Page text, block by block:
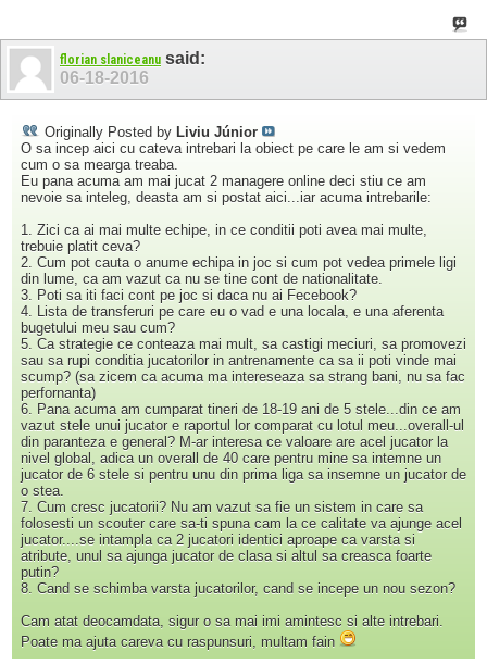
florian slaniceanu said:
06-18-2016
Originally Posted by Liviu Júnior
O sa incep aici cu cateva intrebari la obiect pe care le am si vedem
cum o sa mearga treaba.
Eu pana acuma am mai jucat 2 managere online deci stiu ce am
nevoie sa inteleg, deasta am si postat aici...iar acuma intrebarile:
1. Zici ca ai mai multe echipe, in ce conditii poti avea mai multe,
trebuie platit ceva?
2. Cum pot cauta o anume echipa in joc si cum pot vedea primele ligi
din lume, ca am vazut ca nu se tine cont de nationalitate.
3. Poti sa iti faci cont pe joc si daca nu ai Fecebook?
4. Lista de transferuri pe care eu o vad e una locala, e una aferenta
bugetului meu sau cum?
5. Ca strategie ce conteaza mai mult, sa castigi meciuri, sa promovezi
sau sa rupi conditia jucatorilor in antrenamente ca sa ii poti vinde mai
scump? (sa zicem ca acuma ma intereseaza sa strang bani, nu sa fac
perfornanta)
6. Pana acuma am cumparat tineri de 18-19 ani de 5 stele...din ce am
vazut stele unui jucator e raportul lor comparat cu lotul meu...overall-ul
din paranteza e general? M-ar interesa ce valoare are acel jucator la
nivel global, adica un overall de 40 care pentru mine sa intemne un
jucator de 6 stele si pentru unu din prima liga sa insemne un jucator de
o stea.
7. Cum cresc jucatorii? Nu am vazut sa fie un sistem in care sa
folosesti un scouter care sa-ti spuna cam la ce calitate va ajunge acel
jucator....se intampla ca 2 jucatori identici aproape ca varsta si
atribute, unul sa ajunga jucator de clasa si altul sa creasca foarte
putin?
8. Cand se schimba varsta jucatorilor, cand se incepe un nou sezon?
Cam atat deocamdata, sigur o sa mai imi amintesc si alte intrebari.
Poate ma ajuta careva cu raspunsuri, multam fain